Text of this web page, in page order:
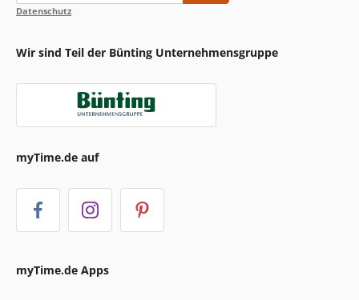
Datenschutz
Wir sind Teil der Bünting Unternehmensgruppe
myTime.de auf
myTime.de Apps